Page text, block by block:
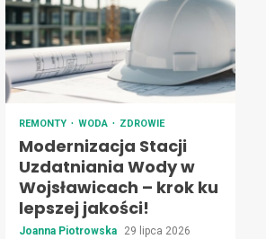
REMONTY WODA ZDROWIE
Modernizacja Stacji
Uzdatniania Wody w
Wojsławicach – krok ku
lepszej jakości!
Joanna Piotrowska
29 lipca 2026